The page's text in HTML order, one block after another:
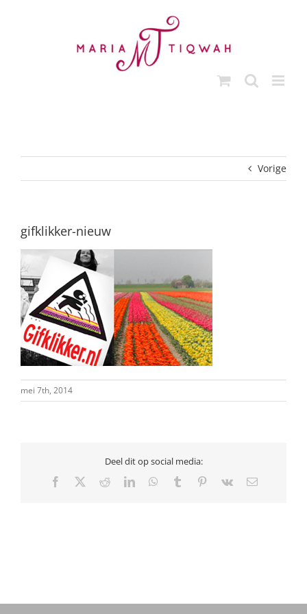
Vorige
gifklikker-nieuw
mei 7th, 2014
Deel dit op social media:
Facebook RedditLinkedInWhatsApp
Tumblr Pinterest
Vk
E-